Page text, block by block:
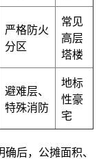
严格防火
分区
常见
高层
塔楼
避难层、
特殊消防
地标
性豪
宅
确后，公摊面积、